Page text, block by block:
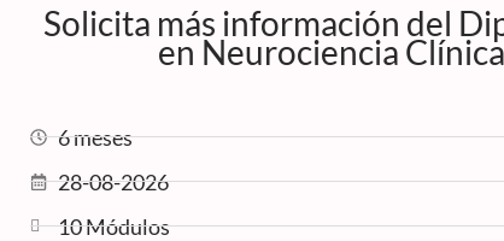
Solicita más información del
en Neurociencia Clínica
6 meses
28-08-2026
10 Módulos